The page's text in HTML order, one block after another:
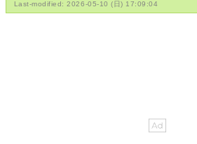
Last-modified: 2026-05-10 (日) 17:09:04